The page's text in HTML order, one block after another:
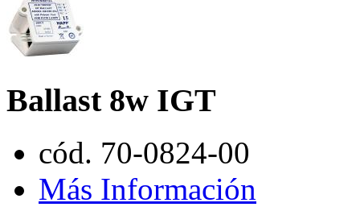
Ballast 8w IGT
cód. 70-0824-00
Más Información